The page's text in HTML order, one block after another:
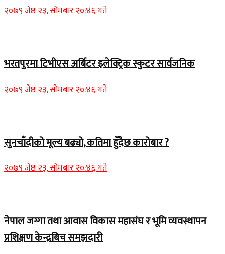
२०७९ जेष्ठ २३, सोमबार २०:४६ गते
भरतपुरमा टिभीएस अर्बिटर इलेक्ट्रिक स्कुटर सार्वजनिक
२०७९ जेष्ठ २३, सोमबार २०:४६ गते
सुनचाँदीको मूल्य बढ्यो, कतिमा हुँदैछ कारोबार ?
२०७९ जेष्ठ २३, सोमबार २०:४६ गते
नेपाल जग्गा तथा आवास विकास महासंघ र भूमि व्यवस्थापन
प्रशिक्षण केन्द्रबिच समझदारी